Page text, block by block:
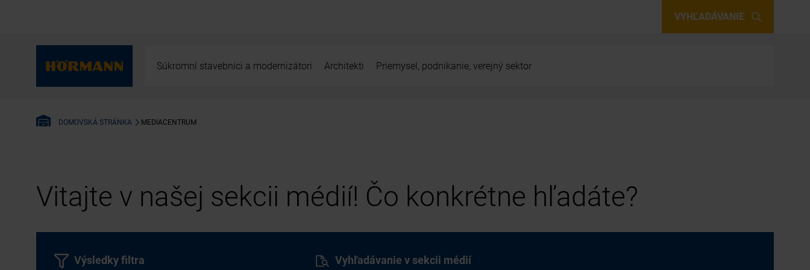
VYHĽADÁVANIE
Súkromní stavebníci a modernizátori Architekti Priemysel, podnikanie, verejný sektor
DOMOVSKÁ STRÁNKA MEDIACENTRUM
Vitajte v našej sekcii médií! Čo konkrétne hľadáte?
Vyhľadávanie v sekcii médií
Výsledky filtra